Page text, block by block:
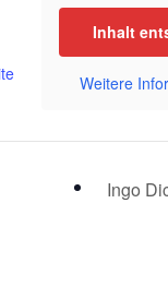
Inhalt
Weitere
Ingo